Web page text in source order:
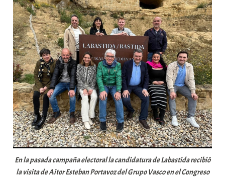
En la pasada campaña electoral la candidatura de Labastida recibió
la visita de Aitor Esteban Portavoz del Grupo Vasco en el Congreso